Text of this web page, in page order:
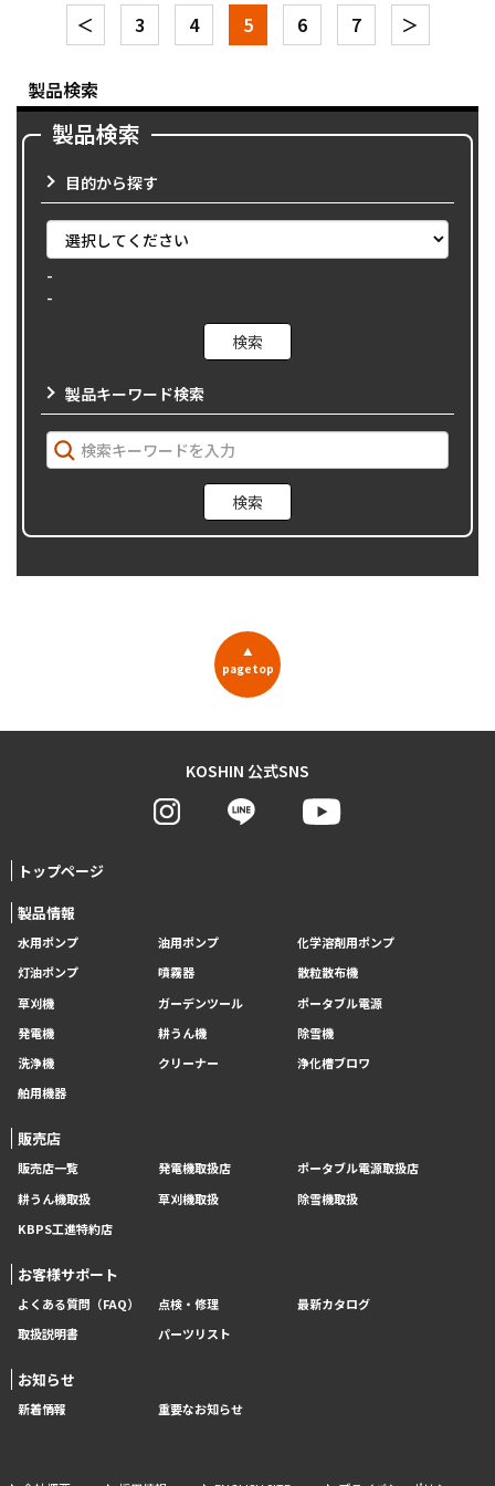
＜ 3 4 5 6 7 ＞
製品検索
製品検索
目的から探す
-
-
製品キーワード検索
▲
pagetop
KOSHIN 公式SNS
トップページ
製品情報
水用ポンプ 油用ポンプ
化学溶剤用ポンプ
灯油ポンプ
噴霧器
散粒散布機
草刈機
ガーデンツール
ポータブル電源
発電機
耕うん機
除雪機
洗浄機
クリーナー
浄化槽ブロワ
舶用機器
販売店
販売店一覧 発電機取扱店
ポータブル電源取扱店
耕うん機取扱
草刈機取扱
除雪機取扱
KBPS工進特約店
お客様サポート
よくある質問（FAQ） 点検・修理
最新カタログ
取扱説明書
パーツリスト
お知らせ
新着情報 重要なお知らせ